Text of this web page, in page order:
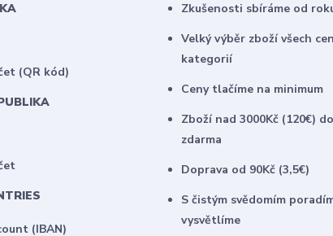
(QR kód)
(IBAN)
Zkušenosti sbíráme od
Velký výběr zboží všech
kategorií
Ceny tlačíme na minimum
Zboží nad 3000Kč (120€)
zdarma
Doprava od 90Kč (3,5€)
S čistým svědomím
vysvětlíme